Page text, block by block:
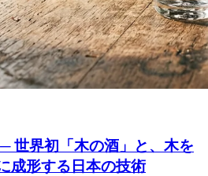
世界初「木の酒」と、木を
成形する日本の技術